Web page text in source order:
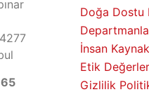
Doğa Dostu
İnsan
Etik Değerler
Gizlilik